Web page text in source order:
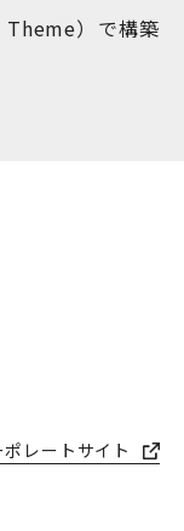
）で構築
レートサイト